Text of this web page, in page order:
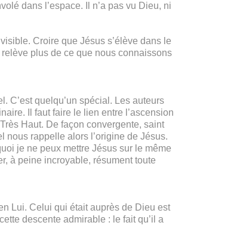
dans l’espace. Il n’a pas vu Dieu, ni
Croire que Jésus s’élève dans le
plus de ce que nous connaissons
C’est quelqu’un spécial. Les auteurs
Il faut faire le lien entre l’ascension
Haut. De façon convergente, saint
nous rappelle alors l’origine de Jésus.
je ne peux mettre Jésus sur le même
à peine incroyable, résument toute
Lui. Celui qui était auprès de Dieu est
descente admirable : le fait qu’il a